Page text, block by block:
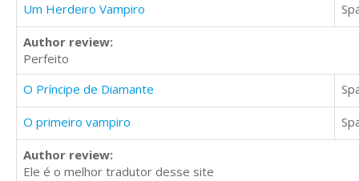
Um Herdeiro Vampiro
Author review:
Perfeito
O Príncipe de Diamante
O primeiro vampiro
Author review:
Ele é o melhor tradutor desse site